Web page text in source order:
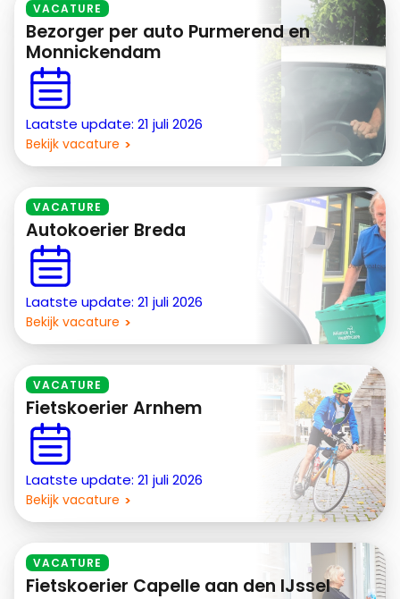
VACATURE
Bezorger per auto Purmerend en
Monnickendam
Laatste update: 21 juli 2026
Bekijk vacature
VACATURE
Autokoerier Breda
Laatste update: 21 juli 2026
Bekijk vacature
VACATURE
Fietskoerier Arnhem
Laatste update: 21 juli 2026
Bekijk vacature
VACATURE
Fietskoerier Capelle aan den IJssel